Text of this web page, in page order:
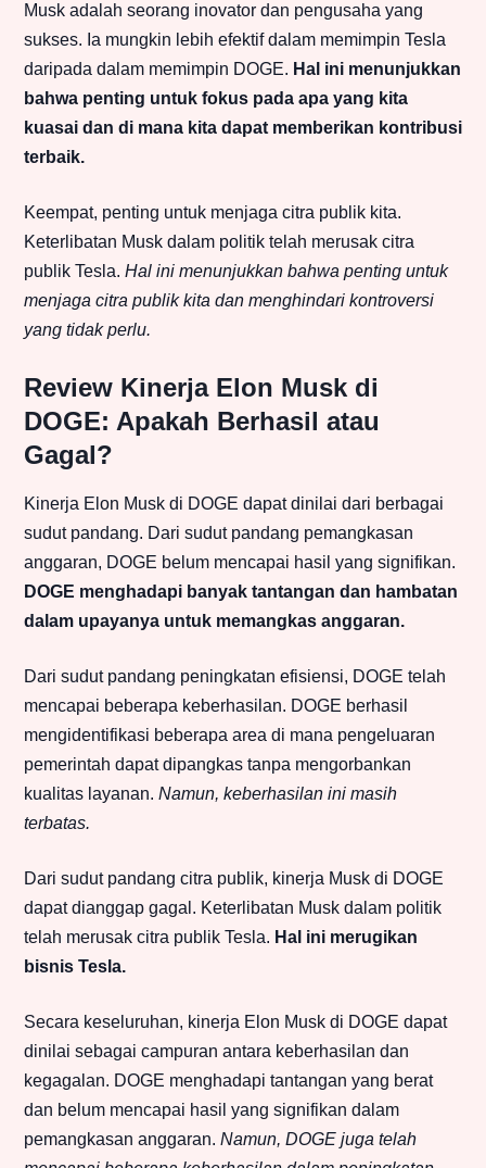
Musk adalah seorang inovator dan pengusaha yang
sukses. Ia mungkin lebih efektif dalam memimpin Tesla
daripada dalam memimpin DOGE. Hal ini menunjukkan
bahwa penting untuk fokus pada apa yang kita
kuasai dan di mana kita dapat memberikan kontribusi
terbaik.
Keempat, penting untuk menjaga citra publik kita.
Keterlibatan Musk dalam politik telah merusak citra
publik Tesla. Hal ini menunjukkan bahwa penting untuk
menjaga citra publik kita dan menghindari kontroversi
yang tidak perlu.
Review Kinerja Elon Musk di
DOGE: Apakah Berhasil atau
Gagal?
Kinerja Elon Musk di DOGE dapat dinilai dari berbagai
sudut pandang. Dari sudut pandang pemangkasan
anggaran, DOGE belum mencapai hasil yang signifikan.
DOGE menghadapi banyak tantangan dan hambatan
dalam upayanya untuk memangkas anggaran.
Dari sudut pandang peningkatan efisiensi, DOGE telah
mencapai beberapa keberhasilan. DOGE berhasil
mengidentifikasi beberapa area di mana pengeluaran
pemerintah dapat dipangkas tanpa mengorbankan
kualitas layanan. Namun, keberhasilan ini masih
terbatas.
Dari sudut pandang citra publik, kinerja Musk di DOGE
dapat dianggap gagal. Keterlibatan Musk dalam politik
telah merusak citra publik Tesla. Hal ini merugikan
bisnis Tesla.
Secara keseluruhan, kinerja Elon Musk di DOGE dapat
dinilai sebagai campuran antara keberhasilan dan
kegagalan. DOGE menghadapi tantangan yang berat
dan belum mencapai hasil yang signifikan dalam
pemangkasan anggaran. Namun, DOGE juga telah